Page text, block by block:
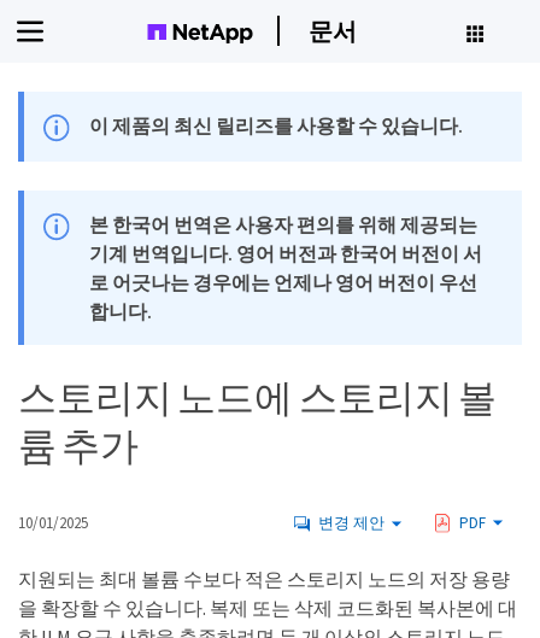
문서
이 제품의 최신 릴리즈를 사용할 수 있습니다.
본 한국어 번역은 사용자 편의를 위해 제공되는
기계 번역입니다. 영어 버전과 한국어 버전이 서
로 어긋나는 경우에는 언제나 영어 버전이 우선
합니다.
스토리지 노드에 스토리지 볼
륨 추가
10/01/2025 변경 제안 PDF
지원되는 최대 볼륨 수보다 적은 스토리지 노드의 저장 용량
을 확장할 수 있습니다. 복제 또는 삭제 코드화된 복사본에 대